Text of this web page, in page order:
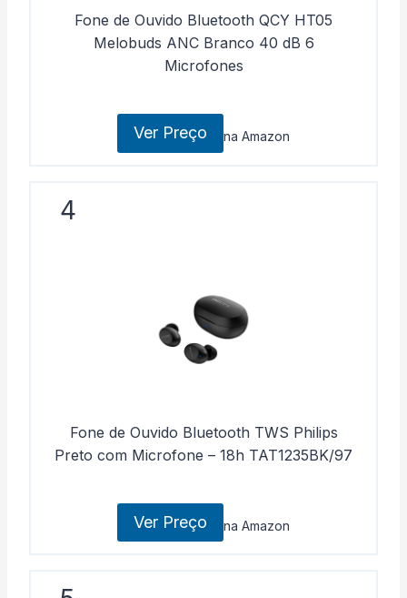
Fone de Ouvido Bluetooth QCY HT05
Melobuds ANC Branco 40 dB 6
Microfones
Ver Preço na Amazon
4
Fone de Ouvido Bluetooth TWS Philips
Preto com Microfone – 18h TAT1235BK/97
Ver Preço na Amazon